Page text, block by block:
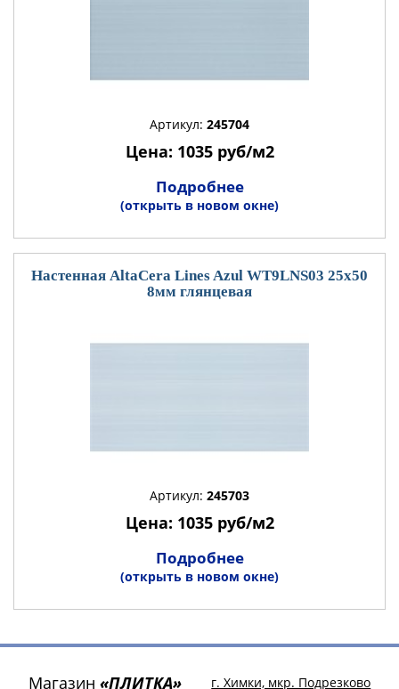
Артикул: 245704
Цена: 1035 руб/м2
Подробнее
(открыть в новом окне)
Настенная AltaCera Lines Azul WT9LNS03 25x50
8мм глянцевая
Артикул: 245703
Цена: 1035 руб/м2
Подробнее
(открыть в новом окне)
Магазин «ПЛИТКА» г. Химки, мкр. Подрезково